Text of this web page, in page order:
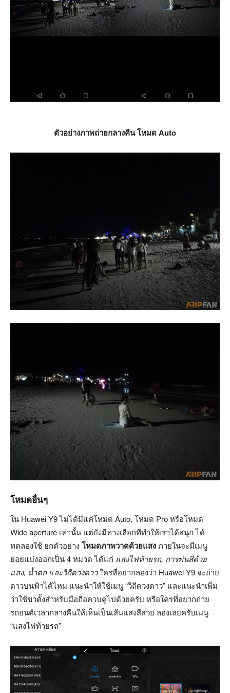
ตัวอย่างภาพถ่ายกลางคืน โหมด Auto
โหมดอื่นๆ
ใน Huawei Y9 ไม่ได้มีแค่โหมด Auto, โหมด Pro หรือโหมด
Wide aperture เท่านั้น แต่ยังมีทางเลือกทีทำให้เราได้สนุก ได้
ทดลองใช้ ยกตัวอย่างโหมดภาพวาดด้วยแสงภายในจะมีเมนู
ย่อยแบ่งออกเป็น 4 หมวด ได้แก่ แสงไฟท้ายรถ, การพ่นสีด้วย
แสง, น้ำตก และวิถีดวงดาวใครที่อยากลองว่า Huawei Y9 จะถ่าย
ดาวบนฟ้าได้ไหม แนะนำให้ใช้เมนู “วิถีดวงดาว” และแนะนำเพิ่ม
ว่าใช้ขาตั้งสำหรับมือถือควบคู่ไปด้วยครับ หรือใครที่อยากถ่าย
รถยนต์เวลากลางคืนให้เห็นเป็นเส้นแสงสีสวย ลองเลยครับเมนู
“แสงไฟท้ายรถ”